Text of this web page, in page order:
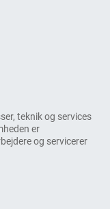
teknik og services
er
og servicerer